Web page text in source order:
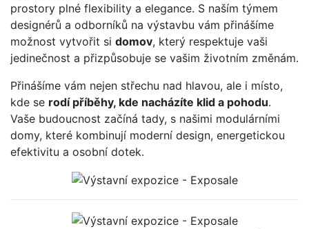
prostory plné flexibility a elegance. S naším týmem
designérů a odborníků na výstavbu vám přinášíme
možnost vytvořit si domov, který respektuje vaši
jedinečnost a přizpůsobuje se vašim životním změnám.
Přinášíme vám nejen střechu nad hlavou, ale i místo,
kde se rodí příběhy, kde nacházíte klid a pohodu.
Vaše budoucnost začíná tady, s našimi modulárními
domy, které kombinují moderní design, energetickou
efektivitu a osobní dotek.